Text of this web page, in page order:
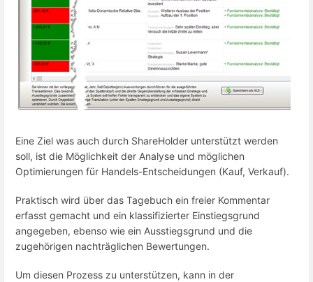
Eine Ziel was auch durch ShareHolder unterstützt werden
soll, ist die Möglichkeit der Analyse und möglichen
Optimierungen für Handels-Entscheidungen (Kauf, Verkauf).
Praktisch wird über das Tagebuch ein freier Kommentar
erfasst gemacht und ein klassifizierter Einstiegsgrund
angegeben, ebenso wie ein Ausstiegsgrund und die
zugehörigen nachträglichen Bewertungen.
Um diesen Prozess zu unterstützen, kann in der